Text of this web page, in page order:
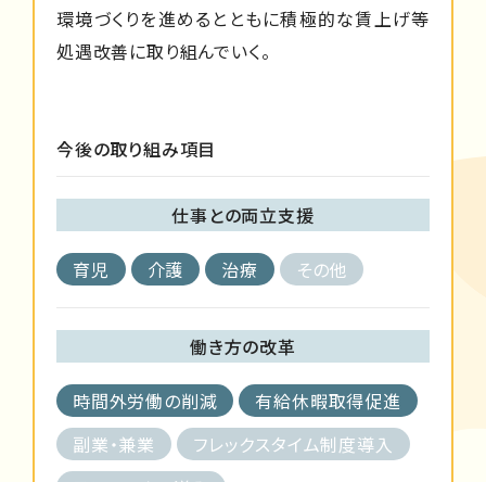
環境づくりを進めるとともに積極的な賃上げ等
処遇改善に取り組んでいく。
今後の取り組み項目
仕事との両立支援
育児 介護 治療 その他
働き方の改革
時間外労働の削減
有給休暇取得促進
副業・兼業
フレックスタイム制度導入